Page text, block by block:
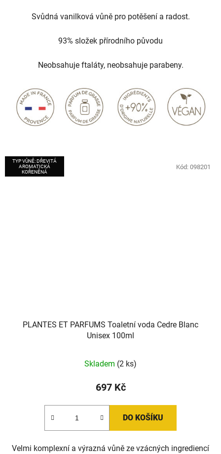
Svůdná vanilková vůně pro potěšení a radost.
93% složek přírodního původu
Neobsahuje ftaláty, neobsahuje parabeny.
TYP VŮNĚ: DŘEVITÁ
AROMATICKÁ
KOŘENĚNÁ
PLANTES ET PARFUMS Toaletní voda Cedre Blanc
Unisex 100ml
Skladem (2 ks)
697 Kč
DO KOŠÍKU
Velmi komplexní a výrazná vůně ze vzácných ingrediencí
Kód: 098201